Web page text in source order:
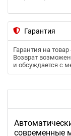
Гарантия
Гарантия на товар
Возврат
и обсуждается с
современные